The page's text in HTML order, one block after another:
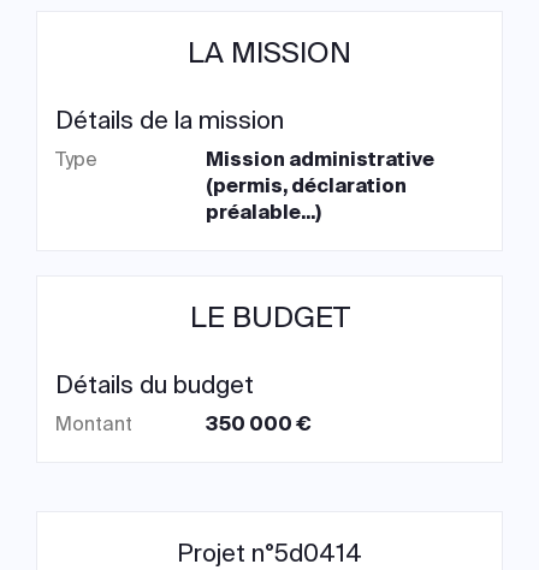
LA MISSION
Détails de la mission
Type
Mission administrative
(permis, déclaration
préalable...)
LE BUDGET
Détails du budget
Montant 350 000 €
Projet n°5d0414